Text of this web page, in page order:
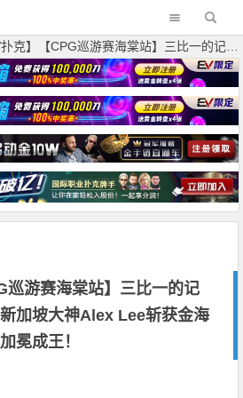
【CPG巡游赛海棠站】三比一的记分差距逆转翻盘！新加坡大神Alex Lee斩获金海神冠军奖杯！登顶加冕成王！
巡游赛海棠站】三比一的记
加坡大神Alex Lee斩获金海
冕成王！